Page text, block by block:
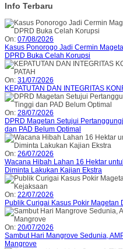
Info Terbaru
On: 07/08/2026
Kasus Ponorogo Jadi Cermin
DPRD Buka Celah Korupsi
On: 31/07/2026
KEPATUTAN DAN INTEGRITAS
On: 28/07/2026
DPRD Magetan Setujui
dan PAD Belum Optimal
On: 26/07/2026
Wacana Hibah Lahan 16 Hektar
Diminta Lakukan Kajian Ekstra
On: 22/07/2026
Publik Curigai Kasus Pokir
On: 20/07/2026
Sambut Hari Mangrove Sedunia,
Mangrove